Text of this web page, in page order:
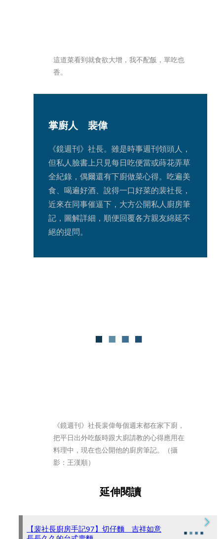
這道菜看到就食欲大增，我不配飯，單吃也
香。
掌廚人　裴偉
《鏡週刊》社長。雖是時事週刊領頭人，
但私人臉書上只見每日吃便當或蒔花弄草
全紀錄，偶爾還有下廚做菜心得。吃遍美
食、喝遍好酒、說得一口好菜的裴社長，
近來在同事催逼下，大方公開私人廚房筆
記，圖解詳細，順便回覆各方親友綿延不
絕的提問。
《鏡週刊》社長裴偉每個週末都在家下廚，
把平日出外吃飯時跟大廚請教的心得應用在
料理中，現在也公開他的廚房筆記。（攝
影：王漢順）
延伸閱讀
【裴社長廚房手記97】切仔麵 吉祥如意